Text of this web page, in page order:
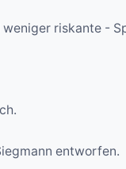
riskante -
entworfen.